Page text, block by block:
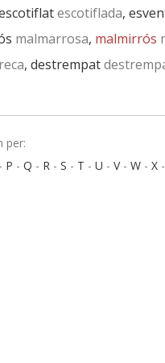
escotiflada,
malmarrosa, malmirrós
, destrempat
per:
- P - Q - R - S - T - U - V- W - X -